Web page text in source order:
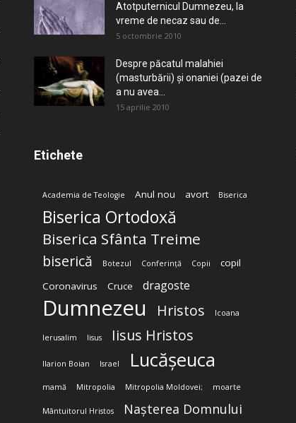
Atotputernicul Dumnezeu, la
vreme de necaz sau de...
5 octombrie 2010
Despre păcatul malahiei
(masturbării) şi onaniei (pazei de
a nu avea...
15 aprilie 2010
Etichete
Academia de Teologie Anul nou avort Biserica
Biserica Ortodoxă
Biserica Sfânta Treime
biserică Botezul Conferință Copii
copil
Coronavirus
Cruce dragoste
Dumnezeu Hristos Icoana
Ierusalim Iisus Iisus Hristos
Ilarion Boian Israel Lucășeuca
mamă Mitropolia Mitropolia Moldovei; moarte
Mântuitorul Hristos Nașterea Domnului